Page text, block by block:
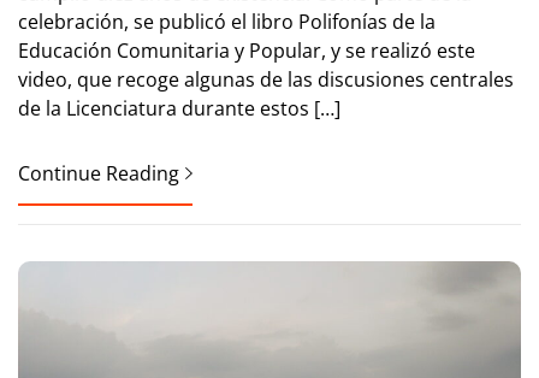
celebración, se publicó el libro Polifonías de la
Educación Comunitaria y Popular, y se realizó este
video, que recoge algunas de las discusiones centrales
de la Licenciatura durante estos […]
Continue Reading